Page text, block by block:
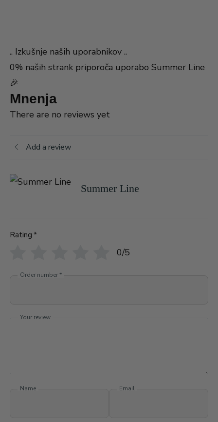
.. Izkušnje naših uporabnikov ..
0% naših strank priporoča uporabo Summer Line
🎉
Mnenja
There are no reviews yet
Add a review
Summer Line
Rating*
0/5
Order number*
Your review
Name Email